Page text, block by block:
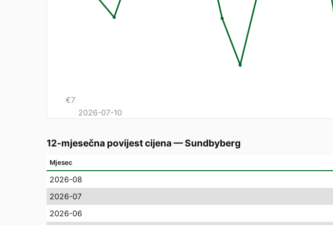
€7
2026-07-10
12-mjesečna povijest cijena —Sundbyberg
Mjesec
2026-08
2026-07
2026-06